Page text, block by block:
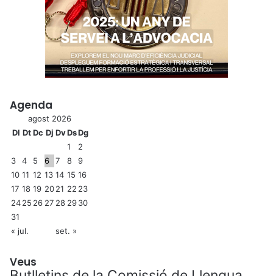
Agenda
agost 2026
Dl DtDc Dj DvDsDg
1
2
3
4 5 6 7 8
9
10 11 12 13 14 15 16
17 18 19 2021 22 23
2425 26 27 28 2930
31
« jul.
set. »
Veus